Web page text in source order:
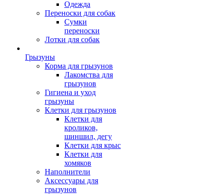
Одежда
Переноски для собак
Сумки
переноски
Лотки для собак
Грызуны
Корма для грызунов
Лакомства для
грызунов
Гигиена и уход
грызуны
Клетки для грызунов
Клетки для
кроликов,
шиншил, дегу
Клетки для крыс
Клетки для
хомяков
Наполнители
Аксессуары для
грызунов